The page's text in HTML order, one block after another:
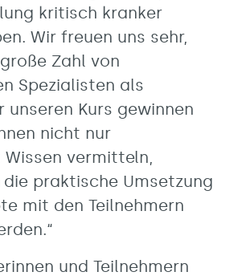
kritisch kranker
Wir freuen uns sehr,
Zahl von
Spezialisten als
unseren Kurs gewinnen
nicht nur
vermitteln,
praktische Umsetzung
mit den Teilnehmern
und Teilnehmern